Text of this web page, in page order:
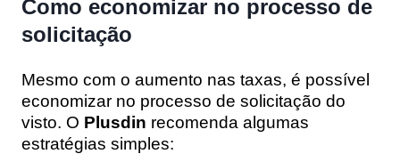
Como economizar no processo de
solicitação
Mesmo com o aumento nas taxas, é possível
economizar no processo de solicitação do
visto. O Plusdin recomenda algumas
estratégias simples: